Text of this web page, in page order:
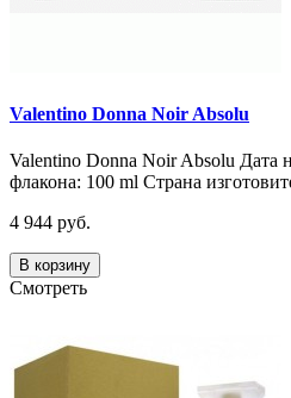
Valentino Donna Noir Absolu
Valentino Donna Noir Absolu Дата
флакона: 100 ml Страна
4 944 руб.
В корзину
Смотреть